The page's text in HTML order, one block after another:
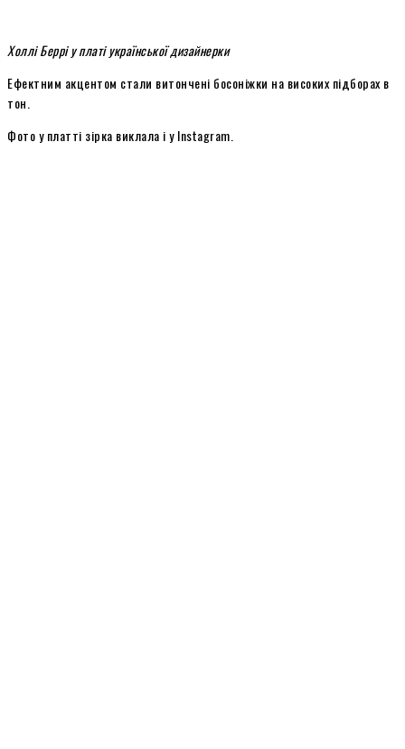
Холлі Беррі у платі української дизайнерки
Ефектним акцентом стали витончені босоніжки на високих підборах в
тон.
Фото у платті зірка виклала і у Instagram.